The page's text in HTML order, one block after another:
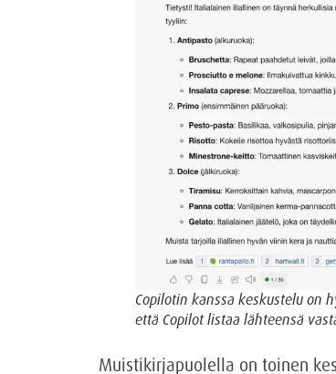
Copilotin kanssa keskustelu on
että Copilot listaa lähteensä
Muistikirjapuolella on toinen